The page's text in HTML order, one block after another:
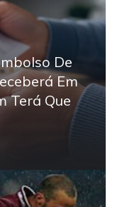
De
Em
Terá Que